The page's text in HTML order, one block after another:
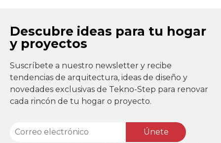
Descubre ideas para tu hogar
y proyectos
Suscríbete a nuestro newsletter y recibe
tendencias de arquitectura, ideas de diseño y
novedades exclusivas de Tekno-Step para renovar
cada rincón de tu hogar o proyecto.
Únete